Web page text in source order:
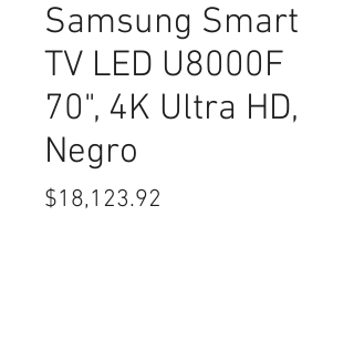
Samsung Smart
TV LED U8000F
70", 4K Ultra HD,
Negro
$18,123.92